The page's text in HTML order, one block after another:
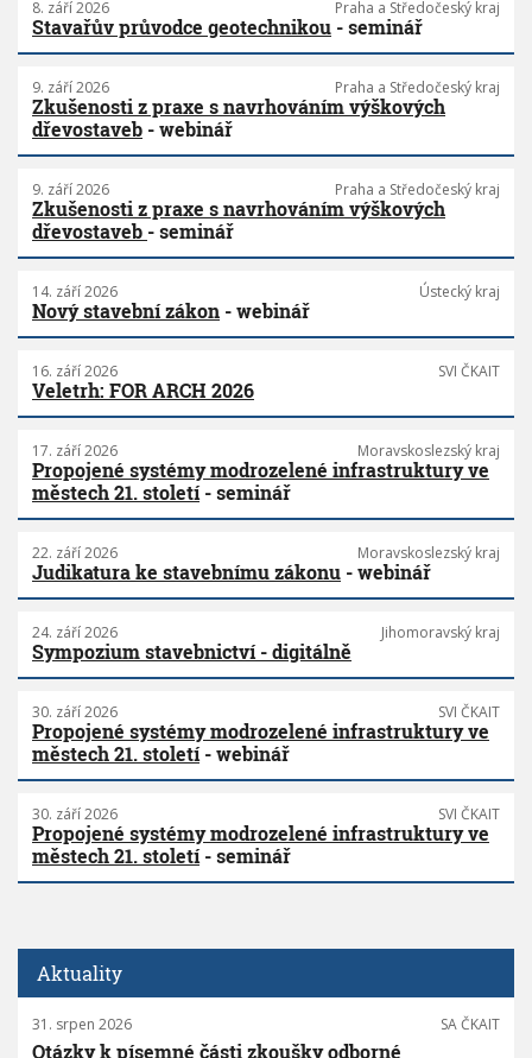
8. září 2026 Praha a Středočeský kraj
Stavařův průvodce geotechnikou - seminář
9. září 2026 Praha a Středočeský kraj
Zkušenosti z praxe s navrhováním výškových
dřevostaveb - webinář
9. září 2026 Praha a Středočeský kraj
Zkušenosti z praxe s navrhováním výškových
dřevostaveb - seminář
14. září 2026 Ústecký kraj
Nový stavební zákon - webinář
16. září 2026 SVI ČKAIT
Veletrh: FOR ARCH 2026
17. září 2026 Moravskoslezský kraj
Propojené systémy modrozelené infrastruktury ve
městech 21. století- seminář
22. září 2026 Moravskoslezský kraj
Judikatura ke stavebnímu zákonu - webinář
24. září 2026 Jihomoravský kraj
Sympozium stavebnictví - digitálně
30. září 2026 SVI ČKAIT
Propojené systémy modrozelené infrastruktury ve
městech 21. století- webinář
30. září 2026 SVI ČKAIT
Propojené systémy modrozelené infrastruktury ve
městech 21. století- seminář
Aktuality
31. srpen 2026 SA ČKAIT
Otázky k písemné části zkoušky odborné